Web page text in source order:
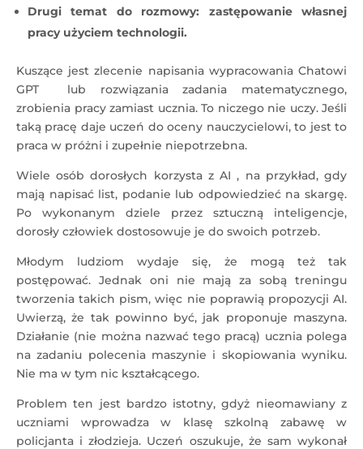
Drugi temat do rozmowy: zastępowanie własnej
pracy użyciem technologii.
Kuszące jest zlecenie napisania wypracowania Chatowi
GPT lub rozwiązania zadania matematycznego,
zrobienia pracy zamiast ucznia. To niczego nie uczy. Jeśli
taką pracę daje uczeń do oceny nauczycielowi, to jest to
praca w próżni i zupełnie niepotrzebna.
Wiele osób dorosłych korzysta z AI , na przykład, gdy
mają napisać list, podanie lub odpowiedzieć na skargę.
Po wykonanym dziele przez sztuczną inteligencje,
dorosły człowiek dostosowuje je do swoich potrzeb.
Młodym ludziom wydaje się, że mogą też tak
postępować. Jednak oni nie mają za sobą treningu
tworzenia takich pism, więc nie poprawią propozycji AI.
Uwierzą, że tak powinno być, jak proponuje maszyna.
Działanie (nie można nazwać tego pracą) ucznia polega
na zadaniu polecenia maszynie i skopiowania wyniku.
Nie ma w tym nic kształcącego.
Problem ten jest bardzo istotny, gdyż nieomawiany z
uczniami wprowadza w klasę szkolną zabawę w
policjanta i złodzieja. Uczeń oszukuje, że sam wykonał